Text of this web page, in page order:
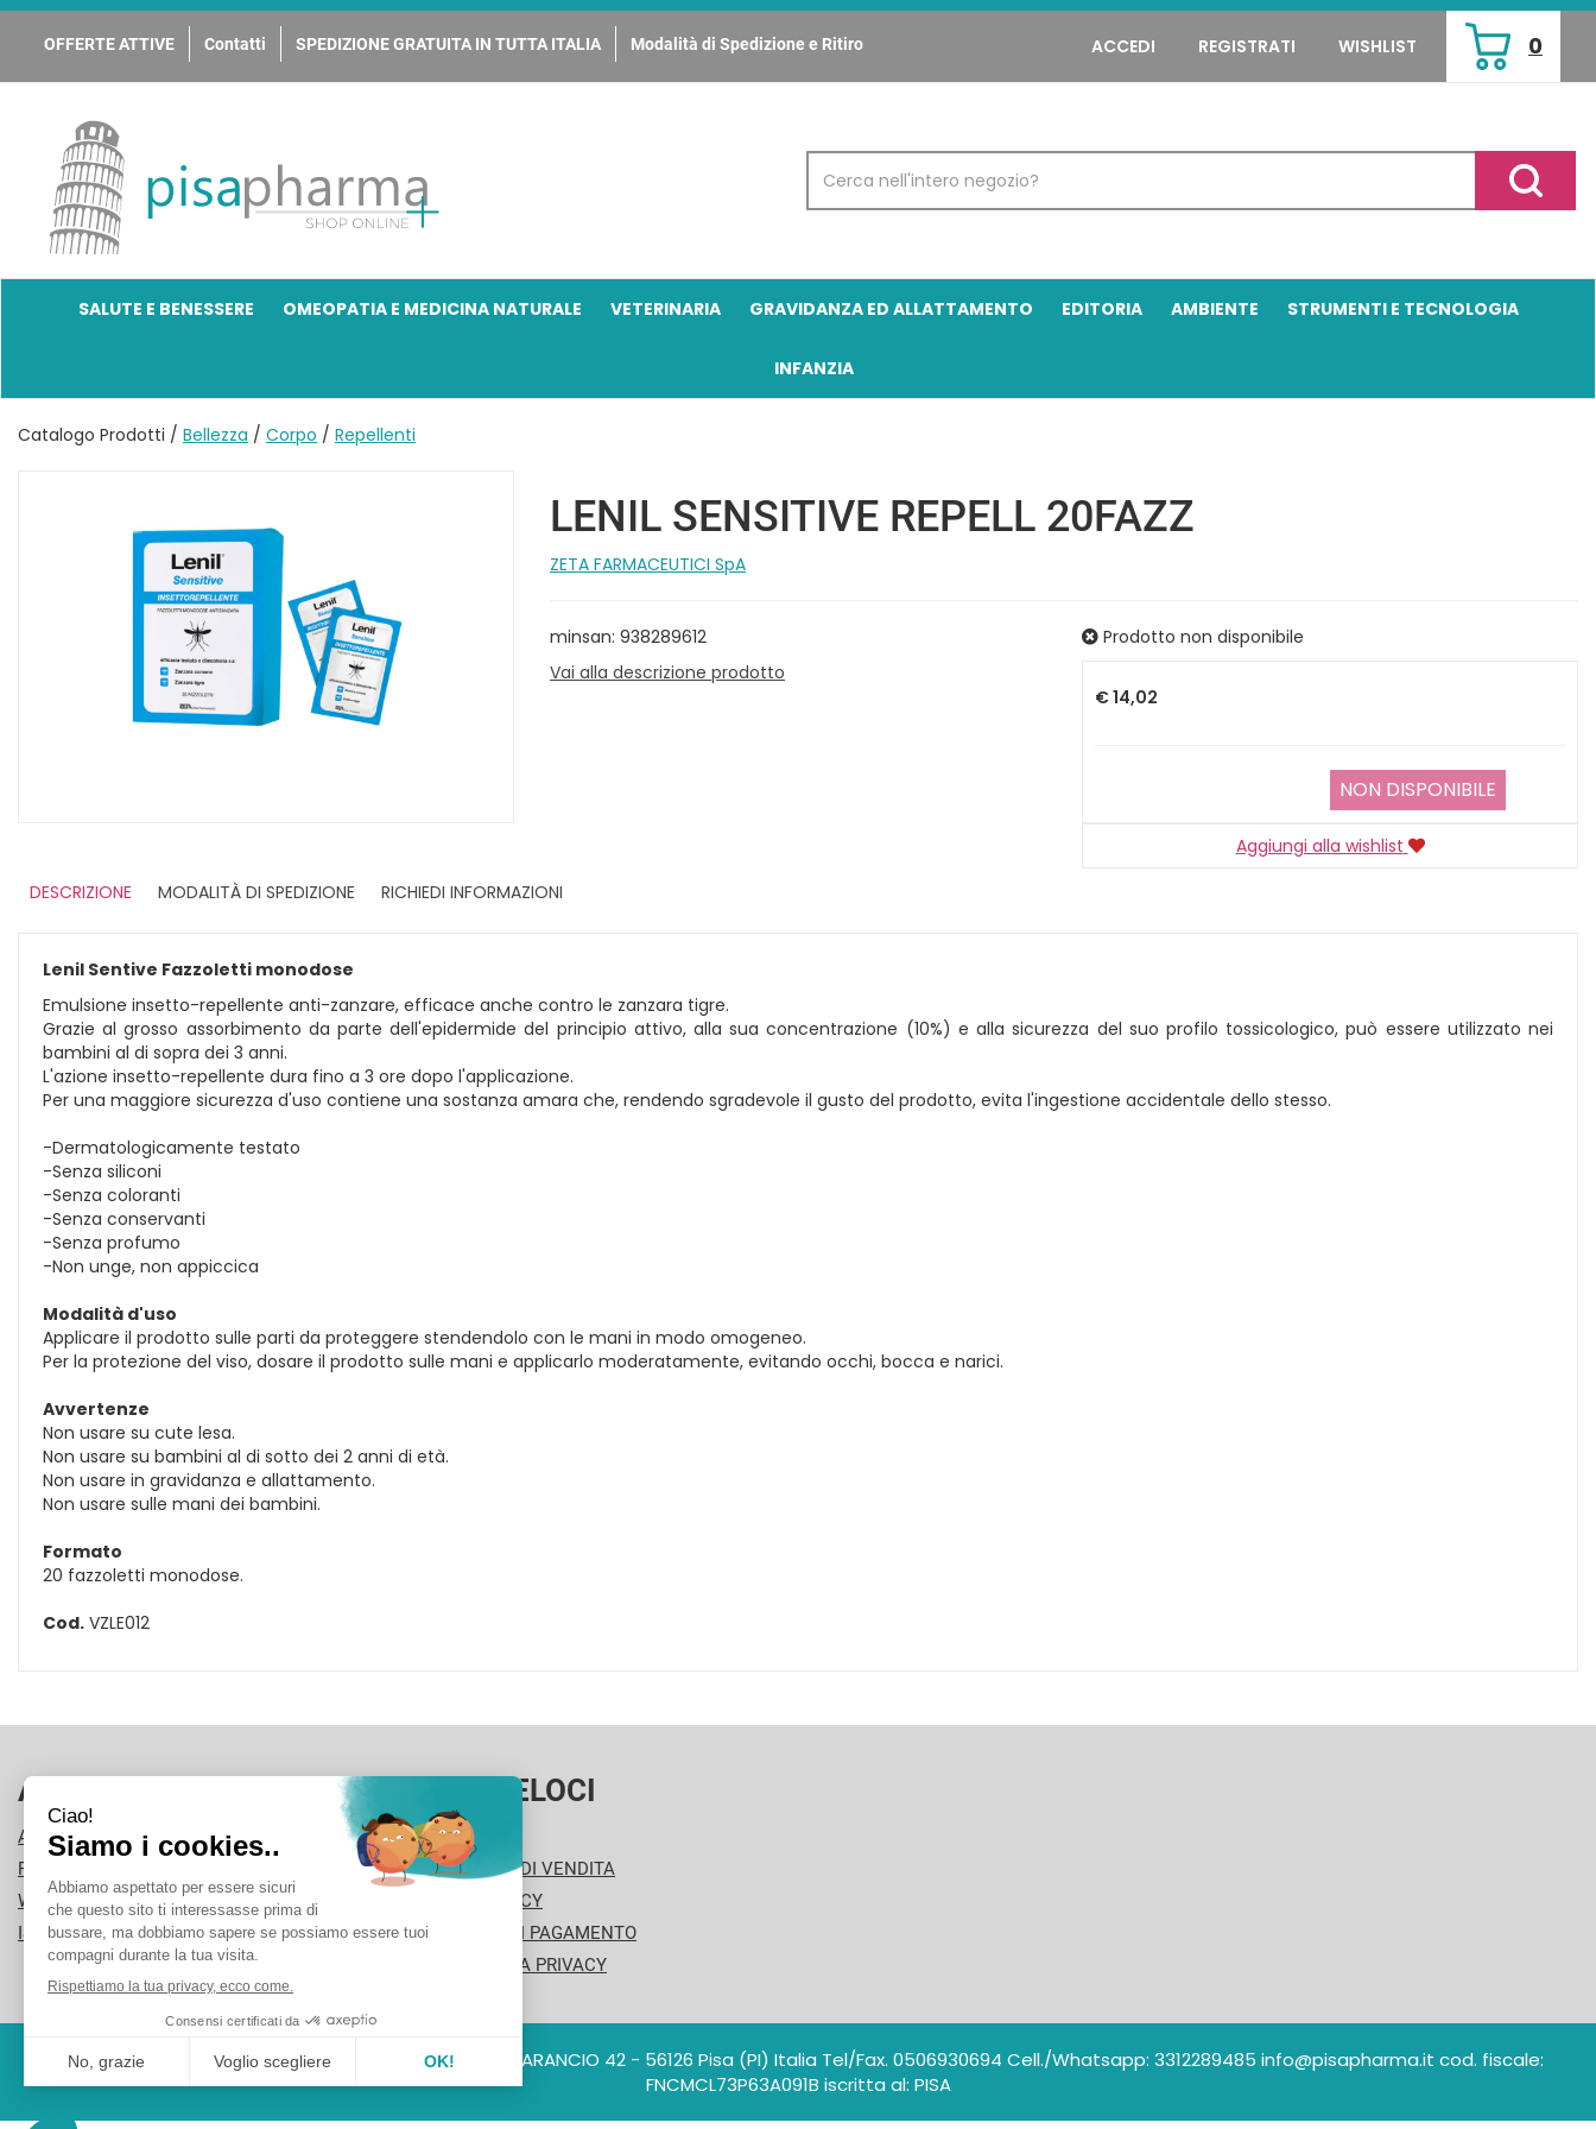
Passa
principale
OFFERTE ATTIVE Contatti SPEDIZIONE GRATUITA IN TUTTA ITALIA Modalità di Spedizione e Ritiro ACCEDI REGISTRATI WISHLIST 0
ARTICOLI
INSERITI
PisaPharma
Prodotto
Cerca
SALUTE E BENESSERE OMEOPATIA E MEDICINA NATURALE VETERINARIA GRAVIDANZA ED ALLATTAMENTO EDITORIA AMBIENTE STRUMENTI E TECNOLOGIA
INFANZIA
Catalogo Prodotti / Bellezza / Corpo / Repellenti
LENIL SENSITIVE REPELL 20FAZZ
ZETA FARMACEUTICI SpA
minsan: 938289612
Vai alla descrizione prodotto
Prodotto non disponibile
€ 14,02
NON DISPONIBILE
Aggiungi alla wishlist
DESCRIZIONE
MODALITÀ DI SPEDIZIONE RICHIEDI INFORMAZIONI
Lenil Sentive Fazzoletti monodose
Emulsione insetto-repellente anti-zanzare, efficace anche contro le zanzara tigre.
Grazie al grosso assorbimento da parte dell'epidermide del principio attivo, alla sua concentrazione (10%) e alla sicurezza del suo profilo tossicologico, può essere utilizzato nei
bambini al di sopra dei 3 anni.
L'azione insetto-repellente dura fino a 3 ore dopo l'applicazione.
Per una maggiore sicurezza d'uso contiene una sostanza amara che, rendendo sgradevole il gusto del prodotto, evita l'ingestione accidentale dello stesso.
-Dermatologicamente testato
-Senza siliconi
-Senza coloranti
-Senza conservanti
-Senza profumo
-Non unge, non appiccica
Modalità d'uso
Applicare il prodotto sulle parti da proteggere stendendolo con le mani in modo omogeneo.
Per la protezione del viso, dosare il prodotto sulle mani e applicarlo moderatamente, evitando occhi, bocca e narici.
Avvertenze
Non usare su cute lesa.
Non usare su bambini al di sotto dei 2 anni di età.
Non usare in gravidanza e allattamento.
Non usare sulle mani dei bambini.
Formato
20 fazzoletti monodose.
Cod. VZLE012
AREA UTENTE
ACCEDI
REGISTRATI
WISHLIST
ISCRIZIONE ALLA NEWSLETTER
LINK VELOCI
CONTATTI
CONDIZIONI DI VENDITA
COOKIE POLICY
MODALITÀ DI PAGAMENTO
INFORMATIVA PRIVACY
PISA PHARMA - P.Iva: 02013280504 - Sede legale: VIA L'ARANCIO 42 - 56126 Pisa (PI) Italia Tel/Fax. 0506930694 Cell./Whatsapp: 3312289485 info@pisapharma.it cod. fiscale:
FNCMCL73P63A091B iscritta al: PISA